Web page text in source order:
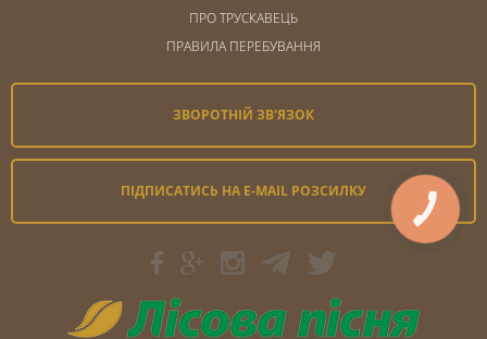
ПРО ТРУСКАВЕЦЬ
ПРАВИЛА ПЕРЕБУВАННЯ
ЗВОРОТНІЙ ЗВ'ЯЗОК
ПІДПИСАТИСЬ НА E-MAIL РОЗСИЛКУ
КНОПКА
ЗВ'ЯЗКУ